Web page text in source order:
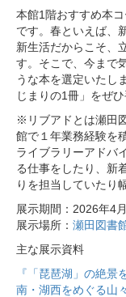
本館1階おすすめ本
です。春といえば、
新生活だからこそ、
す。そこで、今まで
うな本を選定いたし
じまりの1冊」をぜ
※リブアドとは瀬田
館で１年業務経験を
ライブラリーアドバ
る仕事をしたり、新
りを担当していたり
展示期間：2026年4
展示場所： 瀬田図書
主な展示資料
『「琵琶湖」の絶
南・湖西をめぐる山々